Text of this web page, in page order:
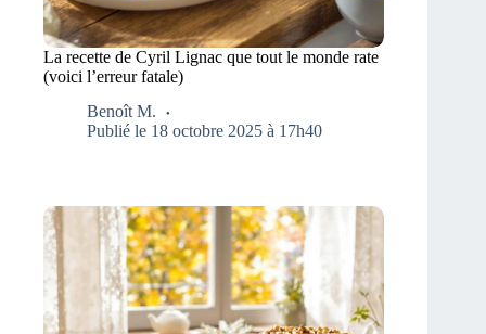
La recette de Cyril Lignac que tout le monde rate
(voici l’erreur fatale)
Benoît M.
Publié le 18 octobre 2025 à 17h40